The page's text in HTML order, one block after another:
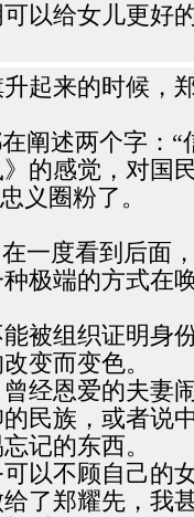
以给女儿更好
起来的时候，
阐述两个字：“
的感觉，对国
义圈粉了。
一度看到后面
极端的方式在
被组织证明身
变而变色。
经恩爱的夫妻
民族，或者说
记的东西。
以不顾自己的
了郑耀先，我